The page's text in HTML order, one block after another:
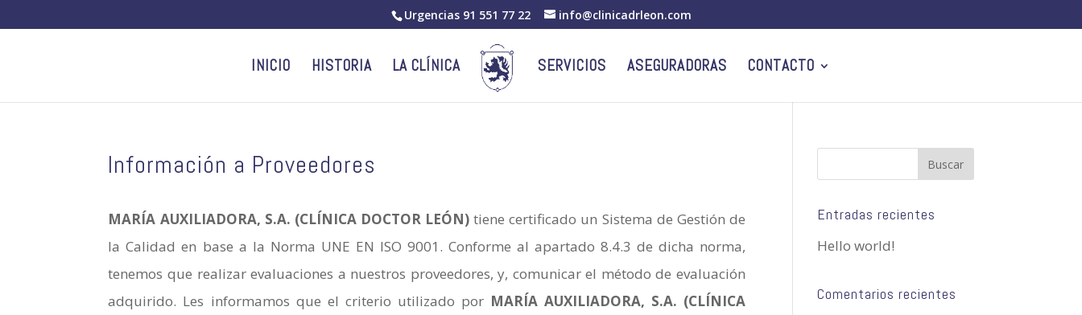
Urgencias 91 551 77 22 info@clinicadrleon.com
INICIO HISTORIA LA CLÍNICA SERVICIOS ASEGURADORAS CONTACTO
Información a Proveedores
MARÍA AUXILIADORA, S.A. (CLÍNICA DOCTOR LEÓN)tiene certificado un Sistema de Gestión de
la Calidad en base a la Norma UNE EN ISO 9001. Conforme al apartado 8.4.3 de dicha norma,
tenemos que realizar evaluaciones a nuestros proveedores, y, comunicar el método de evaluación
adquirido. Les informamos que el criterio utilizado por MARÍA AUXILIADORA, S.A. (CLÍNICA
Entradas recientes
Hello world!
Comentarios recientes